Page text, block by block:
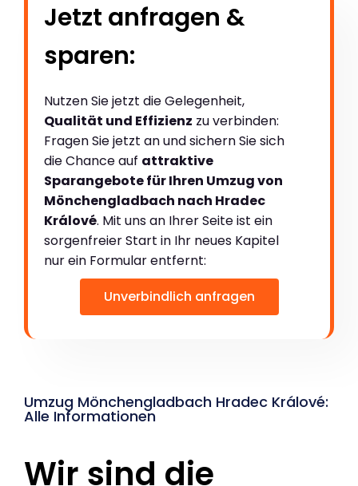
Jetzt anfragen &
sparen:
Nutzen Sie jetzt die Gelegenheit,
Qualität und Effizienz zu verbinden:
Fragen Sie jetzt an und sichern Sie sich
die Chance auf attraktive
Sparangebote für Ihren Umzug von
Mönchengladbach nach Hradec
Králové. Mit uns an Ihrer Seite ist ein
sorgenfreier Start in Ihr neues Kapitel
nur ein Formular entfernt:
Unverbindlich anfragen
Umzug Mönchengladbach Hradec Králové:
Alle Informationen
Wir sind die